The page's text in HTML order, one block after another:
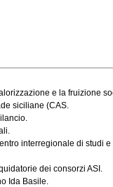
e la fruizione
siciliane (CAS.
interregionale di studi
dei consorzi ASI.
Ida Basile.